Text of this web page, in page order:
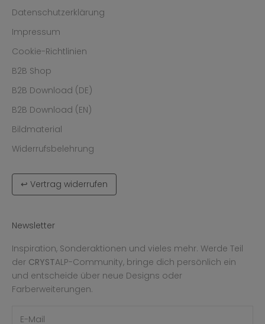
Datenschutzerklärung
Impressum
Cookie-Richtlinien
B2B Shop
B2B Download (DE)
B2B Download (EN)
Bildmaterial
Widerrufsbelehrung
↩ Vertrag widerrufen
Newsletter
Inspiration, Sonderaktionen und vieles mehr. Werde Teil
der CRYSTALP-Community, bringe dich persönlich ein
und entscheide über neue Designs oder
Farberweiterungen.